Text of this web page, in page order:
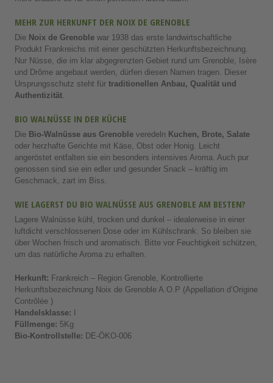
MEHR ZUR HERKUNFT DER NOIX DE GRENOBLE
Die Noix de Grenoble war 1938 das erste landwirtschaftliche
Produkt Frankreichs mit einer geschützten Herkunftsbezeichnung.
Nur Nüsse, die im klar abgegrenzten Gebiet rund um Grenoble, Isère
und Drôme angebaut werden, dürfen diesen Namen tragen. Dieser
Ursprungsschutz steht für traditionellen Anbau, Qualität und
Authentizität.
BIO WALNÜSSE IN DER KÜCHE
Die Bio-Walnüsse aus Grenoble veredeln Kuchen, Brote, Salate
oder herzhafte Gerichte mit Käse, Obst oder Honig. Leicht
angeröstet entfalten sie ein besonders intensives Aroma. Auch pur
genossen sind sie ein edler und gesunder Snack – kräftig im
Geschmack, zart im Biss.
WIE LAGERST DU BIO WALNÜSSE AUS GRENOBLE AM BESTEN?
Lagere Walnüsse kühl, trocken und dunkel – idealerweise in einer
luftdicht verschlossenen Dose oder im Kühlschrank. So bleiben sie
über Wochen frisch und aromatisch. Bitte vor Feuchtigkeit schützen,
um das natürliche Aroma zu erhalten.
Herkunft: Frankreich – Region Grenoble, Kontrollierte
Herkunftsbezeichnung Noix de Grenoble A.O.P (Appellation d’Origine
Contrôlée )
Handelsklasse: I
Füllmenge: 5Kg
Bio-Kontrollstelle: DE-ÖKO-006